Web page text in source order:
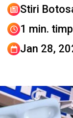
Stiri
1 min.
Jan 28,